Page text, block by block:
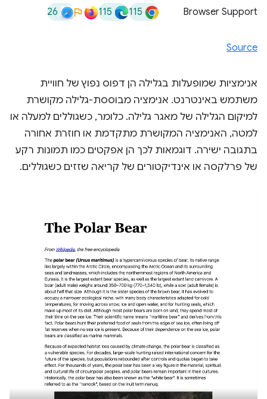
Browser Support
115
115
26
Source
אנימציות שמופעלות בגלילה הן דפוס נפוץ של חוויית
משתמש באינטרנט. אנימציה מבוססת-גלילה מקושרת
למיקום הגלילה של מאגר גלילה. כלומר, כשגוללים למעלה או
למטה, האנימציה המקושרת מתקדמת או חוזרת אחורה
בתגובה ישירה. דוגמאות לכך הן אפקטים כמו תמונות רקע
של פרלקסה או אינדיקטורים של קריאה שזזים כשגוללים.